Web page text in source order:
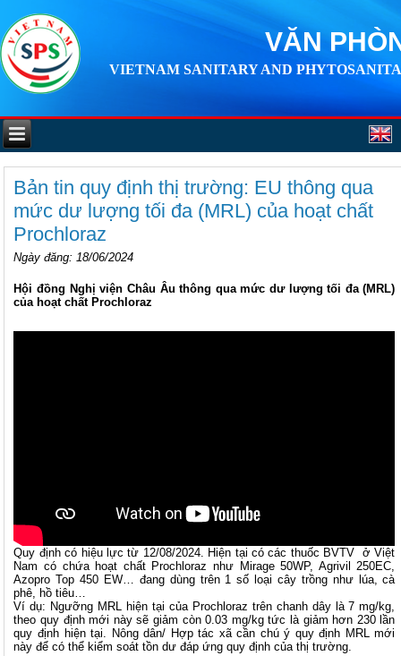
VĂN
VIETNAM SANITARY AND
Bản tin quy định thị trường: EU thông qua
mức dư lượng tối đa (MRL) của hoạt chất
Prochloraz
Ngày đăng: 18/06/2024
Hội đồng Nghị viện Châu Âu thông qua mức dư lượng tối đa (MRL)
của hoạt chất Prochloraz
Quy định có hiệu lực từ 12/08/2024. Hiện tại có các thuốc BVTV ở Việt
Nam có chứa hoạt chất Prochloraz như Mirage 50WP, Agrivil 250EC,
Azopro Top 450 EW… đang dùng trên 1 số loại cây trồng như lúa, cà
phê, hồ tiêu…
Ví dụ: Ngưỡng MRL hiện tại của Prochloraz trên chanh dây là 7 mg/kg,
theo quy định mới này sẽ giảm còn 0.03 mg/kg tức là giảm hơn 230 lần
quy định hiện tại. Nông dân/ Hợp tác xã cần chú ý quy định MRL mới
này để có thể kiểm soát tồn dư đáp ứng quy định của thị trường.